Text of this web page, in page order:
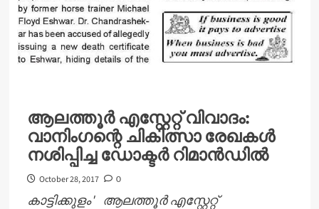
ആലത്തൂർ എസ്റ്റേറ്റ് വിവാദം:
വാനിംഗന്റെ ചികിത്സാ രേഖകൾ
നശിപ്പിച്ച ഡോക്ടർ റിമാൻഡിൽ
October 28, 2017 0
കാട്ടിക്കുളം' ആലത്തൂർ എസ്റ്റേറ്റ്